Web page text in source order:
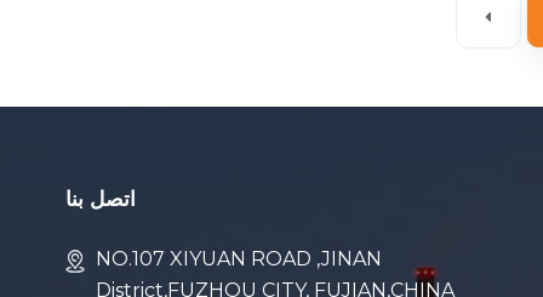
اتصل بنا
NO.107 XIYUAN ROAD ,JINAN
District,FUZHOU CITY, FUJIAN,CHINA